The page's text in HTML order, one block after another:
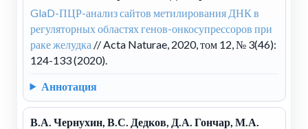
GlaD-ПЦР-анализ сайтов метилирования ДНК в
регуляторных областях генов-онкосупрессоров при
раке желудка // Acta Naturae, 2020, том 12, № 3(46):
124-133 (2020).
Аннотация
В.А. Чернухин, В.С. Дедков, Д.А. Гончар, М.А.